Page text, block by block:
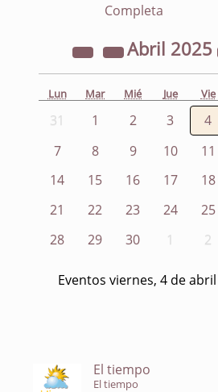
Completa
Abril 2025
Lun Mar Mié Jue Vie
31 1 2 3 4
7
8 9 10 11
14
15 16 17 18
21
22 23 24 25
28
29 30 1 2
Eventos viernes, 4 de
El tiempo
El tiempo